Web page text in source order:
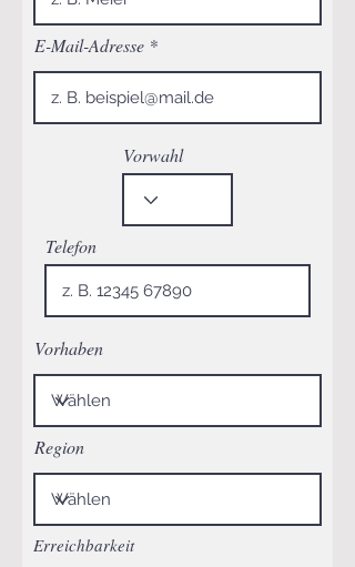
E-Mail-Adresse
Vorwahl
Telefon
Vorhaben
Region
Erreichbarkeit